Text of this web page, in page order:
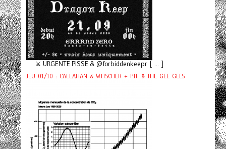
⚔️ URGENTE PISSE & @forbiddenkeepr [ ... ]
JEU 01/10 : CALLAHAN & WITSCHER + PIF & THE GEE GEES